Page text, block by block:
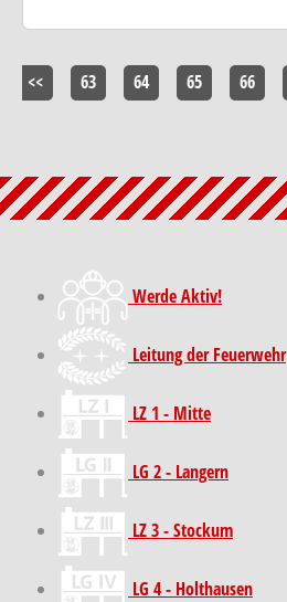
<< 63 64 65 66
Werde Aktiv!
Leitung der Feuerwehr
LZ 1 - Mitte
LG 2 - Langern
LZ 3 - Stockum
LG 4 - Holthausen